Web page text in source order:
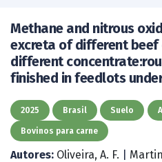
Methane and nitrous
excreta of different
different
finished in feedlots
2025 Brasil Suelo
Bovinos para carne
Autores: Oliveira, A. F.